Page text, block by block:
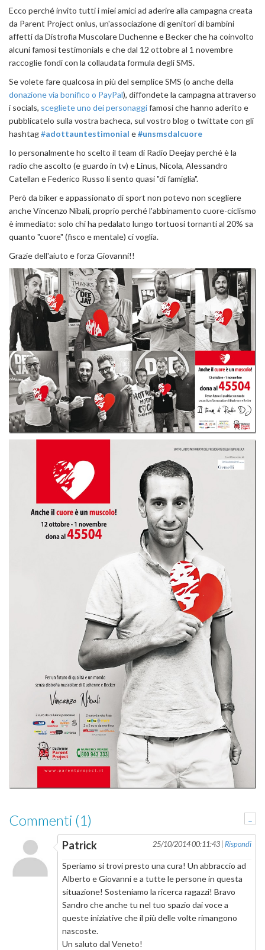
Ecco perché invito tutti i miei amici ad aderire alla campagna creata
da Parent Project onlus, un'associazione di genitori di bambini
affetti da Distrofia Muscolare Duchenne e Becker che ha coinvolto
alcuni famosi testimonials e che dal 12 ottobre al 1 novembre
raccoglie fondi con la collaudata formula degli SMS.
Se volete fare qualcosa in più del semplice SMS (o anche della
donazione via bonifico o PayPal), diffondete la campagna attraverso
i socials, scegliete uno dei personaggifamosi che hanno aderito e
pubblicatelo sulla vostra bacheca, sul vostro blog o twittate con gli
hashtag#adottauntestimonial e#unsmsdalcuore
Io personalmente ho scelto il team di Radio Deejay perché è la
radio che ascolto (e guardo in tv) e Linus, Nicola, Alessandro
Catellan e Federico Russo li sento quasi "di famiglia".
Però da biker e appassionato di sport non potevo non scegliere
anche Vincenzo Nibali, proprio perché l'abbinamento cuore-ciclismo
è immediato: solo chi ha pedalato lungo tortuosi tornanti al 20% sa
quanto "cuore" (fisco e mentale) ci voglia.
Grazie dell'aiuto e forza Giovanni!!
Commenti (1) -
Patrick 25/10/2014 00:11:43 |Rispondi
Speriamo si trovi presto una cura! Un abbraccio ad
Alberto e Giovanni e a tutte le persone in questa
situazione! Sosteniamo la ricerca ragazzi! Bravo
Sandro che anche tu nel tuo spazio dai voce a
queste iniziative che il più delle volte rimangono
nascoste.
Un saluto dal Veneto!